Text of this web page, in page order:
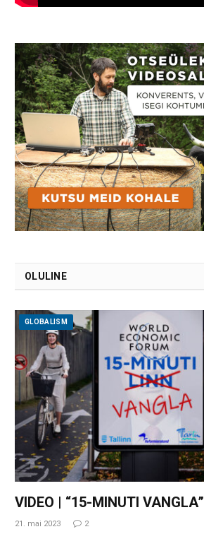
OLULINE
GLOBALISM
VIDEO | “15-MINUTI VANGLA”
21. mai 2023 2